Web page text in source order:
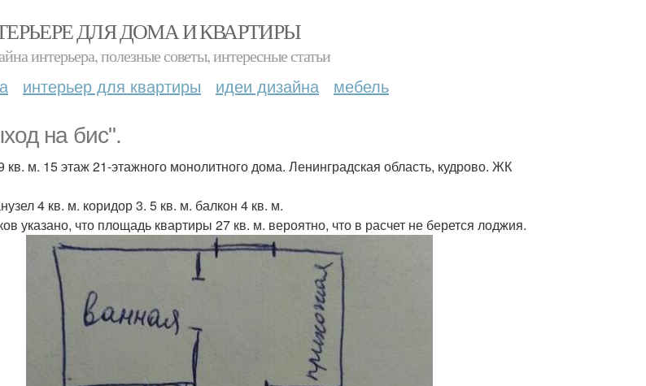
ДЛЯ ДОМА И КВАРТИРЫ
интерьера, полезные советы, интересные статьи
интерьер для квартиры идеи дизайна мебель
на бис".
кв. м. 15 этаж 21-этажного монолитного дома. Ленинградская область, кудрово. ЖК
4 кв. м. коридор 3. 5 кв. м. балкон 4 кв. м.
указано, что площадь квартиры 27 кв. м. вероятно, что в расчет не берется лоджия.